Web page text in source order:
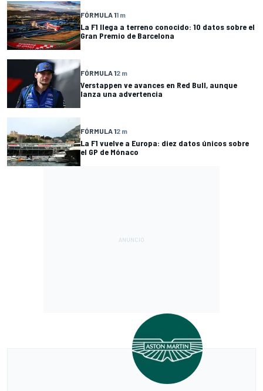
FÓRMULA 11 m
La F1 llega a terreno conocido: 10 datos sobre el
Gran Premio de Barcelona
FÓRMULA 12 m
Verstappen ve avances en Red Bull, aunque
lanza una advertencia
FÓRMULA 12 m
La F1 vuelve a Europa: diez datos únicos sobre
el GP de Mónaco